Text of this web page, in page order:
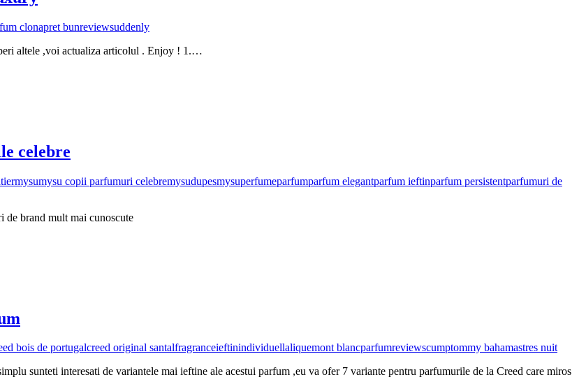
clonapret bunreviewsuddenly
altele ,voi actualiza articolul . Enjoy ! 1.…
celebre
mysumysu copii parfumuri celebremysudupesmysuperfumeparfumparfum elegantparfum ieftinparfum persistentparfumuri de
de brand mult mai cunoscute
bois de portugalcreed original santalfragranceieftinindividuellaliquemont blancparfumreviewscumptommy bahamastres nuit
sunteti interesati de variantele mai ieftine ale acestui parfum ,eu va ofer 7 variante pentru parfumurile de la Creed care miros